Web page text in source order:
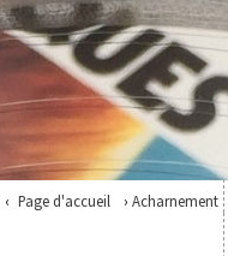
Page d'accueil Acharnement